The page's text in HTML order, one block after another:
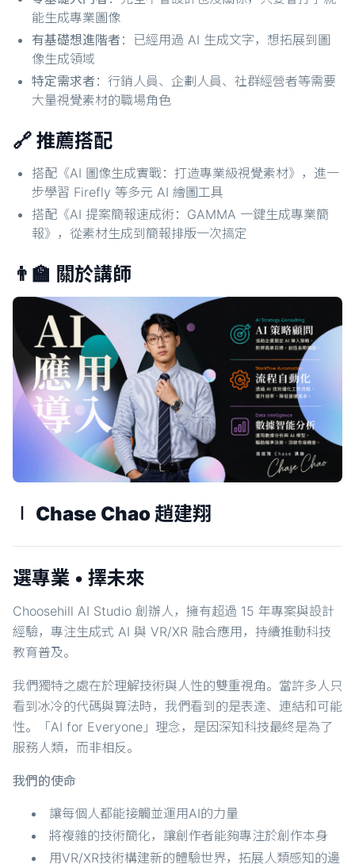
能生成專業圖像
有基礎想進階者 ：已經用過 AI 生成文字，想拓展到圖
像生成領域
特定需求者 ：行銷人員、企劃人員、社群經營者等需要
大量視覺素材的職場角色
🔗 推薦搭配
搭配《AI 圖像生成實戰：打造專業級視覺素材》，進一
步學習 Firefly 等多元 AI 繪圖工具
搭配《AI 提案簡報速成術：GAMMA 一鍵生成專業簡
報》，從素材生成到簡報排版一次搞定
👨‍🏫 關於講師
∣ Chase Chao 趙建翔
選專業 • 擇未來
Choosehill AI Studio 創辦人，擁有超過 15 年專案與設計
經驗，專注生成式 AI 與 VR/XR 融合應用，持續推動科技
教育普及。
我們獨特之處在於理解技術與人性的雙重視角。當許多人只
看到冰冷的代碼與算法時，我們看到的是表達、連結和可能
性。「AI for Everyone」理念，是因深知科技最終是為了
服務人類，而非相反。
我們的使命
讓每個人都能接觸並運用AI的力量
將複雜的技術簡化，讓創作者能夠專注於創作本身
用VR/XR技術構建新的體驗世界，拓展人類感知的邊